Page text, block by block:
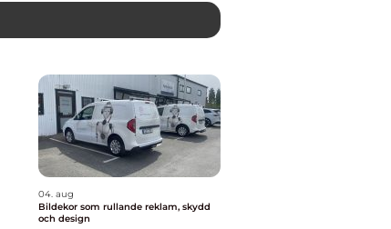
04. aug
Bildekor som rullande reklam, skydd
och design